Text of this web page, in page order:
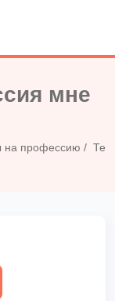
мне
на профессию